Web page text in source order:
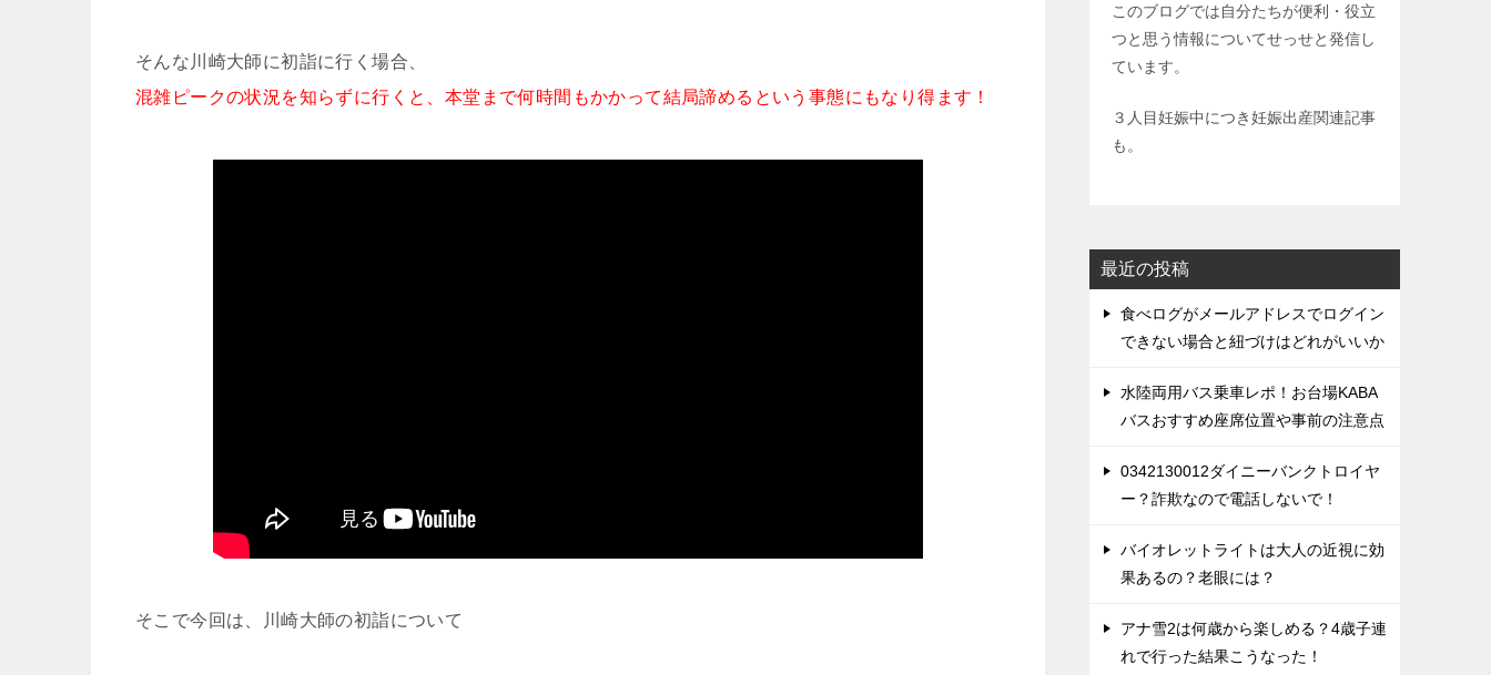
そんな川崎大師に初詣に行く場合、
混雑ピークの状況を知らずに行くと、本堂まで何時間もかかって結局諦めるという事態にもなり得ます！
そこで今回は、川崎大師の初詣について
このブログでは自分たちが便利・役立
つと思う情報についてせっせと発信し
ています。
３人目妊娠中につき妊娠出産関連記事
も。
最近の投稿
食べログがメールアドレスでログイン
できない場合と紐づけはどれがいいか
水陸両用バス乗車レポ！お台場KABA
バスおすすめ座席位置や事前の注意点
0342130012ダイニーバンクトロイヤ
ー？詐欺なので電話しないで！
バイオレットライトは大人の近視に効
果あるの？老眼には？
アナ雪2は何歳から楽しめる？4歳子連
れで行った結果こうなった！